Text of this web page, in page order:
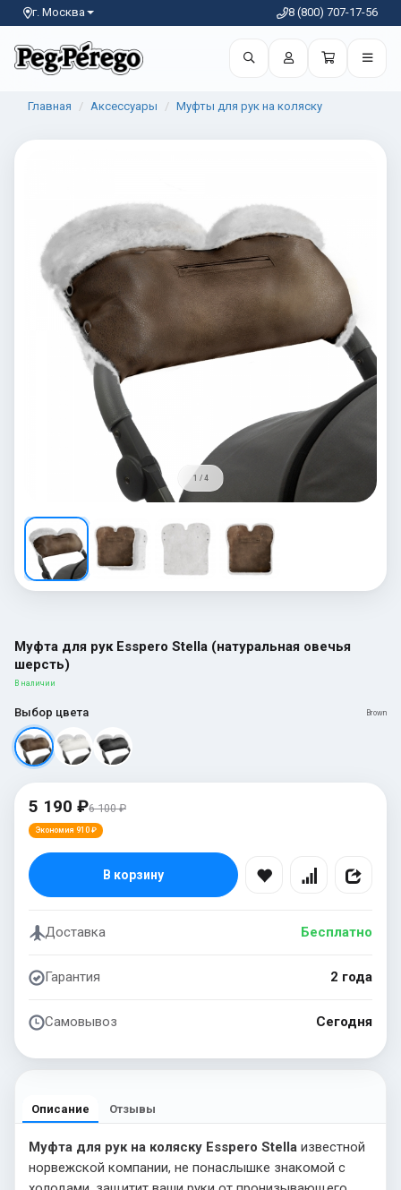
г. Москва 8 (800) 707-17-56
Главная Аксессуары Муфты для рук на коляску
1 / 4
Муфта для рук Esspero Stella (натуральная овечья
шерсть)
В наличии
Выбор цвета Brown
5 190 ₽6 100 ₽
Экономия 910 ₽
В корзину
Доставка Бесплатно
Гарантия 2 года
Самовывоз Сегодня
Описание Отзывы
Муфта для рук на коляску Esspero Stella известной
норвежской компании, не понаслышке знакомой с